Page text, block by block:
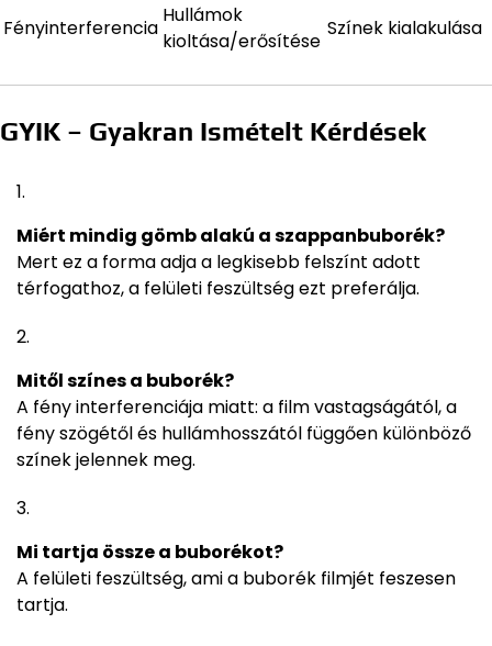
Fényinterferencia
Hullámok
kioltása/erősítése
Színek kialakulása
GYIK – Gyakran Ismételt Kérdések
Miért mindig gömb alakú a szappanbuborék?
Mert ez a forma adja a legkisebb felszínt adott
térfogathoz, a felületi feszültség ezt preferálja.
Mitől színes a buborék?
A fény interferenciája miatt: a film vastagságától, a
fény szögétől és hullámhosszától függően különböző
színek jelennek meg.
Mi tartja össze a buborékot?
A felületi feszültség, ami a buborék filmjét feszesen
tartja.